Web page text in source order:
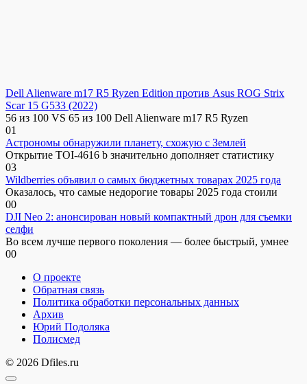
Dell Alienware m17 R5 Ryzen Edition против Asus ROG Strix
Scar 15 G533 (2022)
56 из 100 VS 65 из 100 Dell Alienware m17 R5 Ryzen
01
Астрономы обнаружили планету, схожую с Землей
Открытие TOI-4616 b значительно дополняет статистику
03
Wildberries объявил о самых бюджетных товарах 2025 года
Оказалось, что самые недорогие товары 2025 года стоили
00
DJI Neo 2: анонсирован новый компактный дрон для съемки
селфи
Во всем лучше первого поколения — более быстрый, умнее
00
О проекте
Обратная связь
Политика обработки персональных данных
Архив
Юрий Подоляка
Полисмед
© 2026 Dfiles.ru